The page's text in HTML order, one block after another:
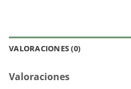
VALORACIONES (0)
Valoraciones